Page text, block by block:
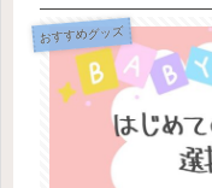
おすすめグッズ